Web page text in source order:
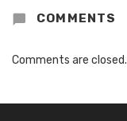
COMMENTS
Comments are closed.